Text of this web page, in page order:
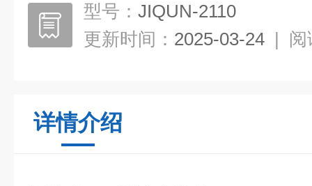
型号： JIQUN-2110
更新时间： 2025-03-24 | 阅
详情介绍